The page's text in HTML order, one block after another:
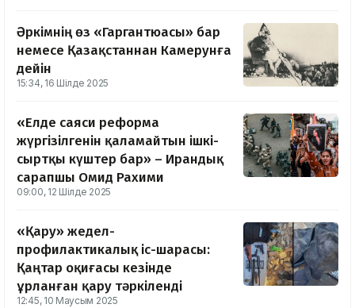
Әркімнің өз «Гаргантюасы» бар
немесе Қазақстаннан Камерунға
дейін
15:34, 16 Шілде 2025
«Елде саяси реформа
жүргізілгенін қаламайтын ішкі-
сыртқы күштер бар» – Ирандық
сарапшы Омид Рахими
09:00, 12 Шілде 2025
«Қару» жедел-
профилактикалық іс-шарасы:
Қаңтар оқиғасы кезінде
ұрланған қару тәркіленді
12:45, 10 Маусым 2025